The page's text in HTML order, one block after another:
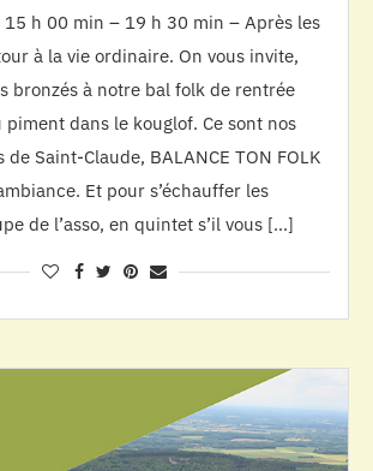
h 00 min – 19 h 30 min – Après les
à la vie ordinaire. On vous invite,
bronzés à notre bal folk de rentrée
dans le kouglof. Ce sont nos
Saint-Claude, BALANCE TON FOLK
Et pour s’échauffer les
de l’asso, en quintet s’il vous […]